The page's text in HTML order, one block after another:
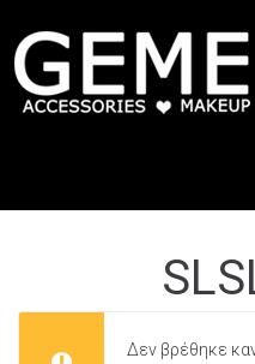
Δεν βρέθηκε